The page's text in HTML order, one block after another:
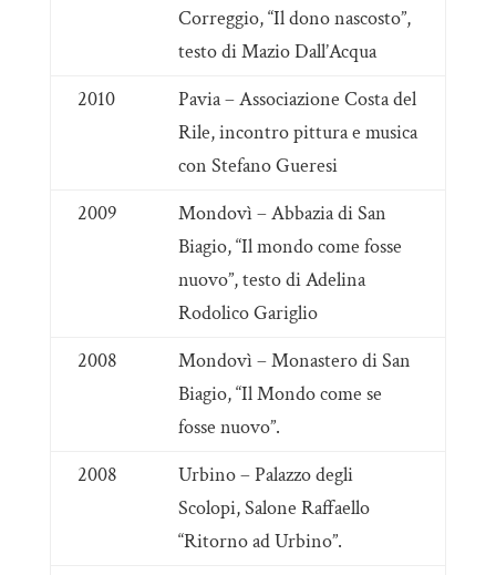
Correggio, “Il dono nascosto”,
testo di Mazio Dall’Acqua
2010
Pavia – Associazione Costa del
Rile, incontro pittura e musica
con Stefano Gueresi
2009
Mondovì – Abbazia di San
Biagio, “Il mondo come fosse
nuovo”, testo di Adelina
Rodolico Gariglio
2008
Mondovì – Monastero di San
Biagio, “Il Mondo come se
fosse nuovo”.
2008
Urbino – Palazzo degli
Scolopi, Salone Raffaello
“Ritorno ad Urbino”.